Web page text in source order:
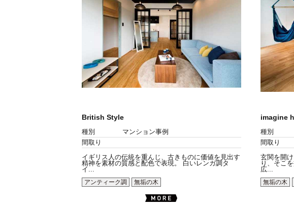
British Style
種別
マンション事例
間取り
イギリス人の伝統を重んじ、古きものに価値を見出す
精神を素材の質感と配色で表現。 白いレンガ調タ
イ...
アンティーク調
無垢の木
imagine
種別
間取り
玄関を開
り、そこ
広...
無垢の木